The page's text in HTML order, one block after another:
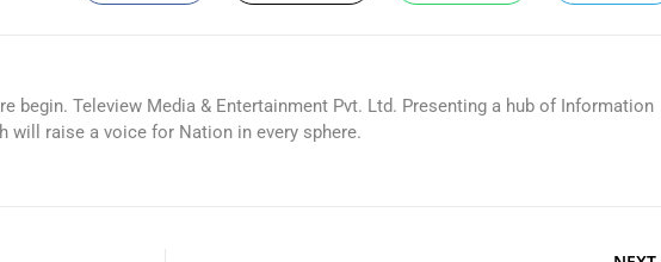
begin. Teleview Media & Entertainment Pvt. Ltd. Presenting a hub of Information
will raise a voice for Nation in every sphere.